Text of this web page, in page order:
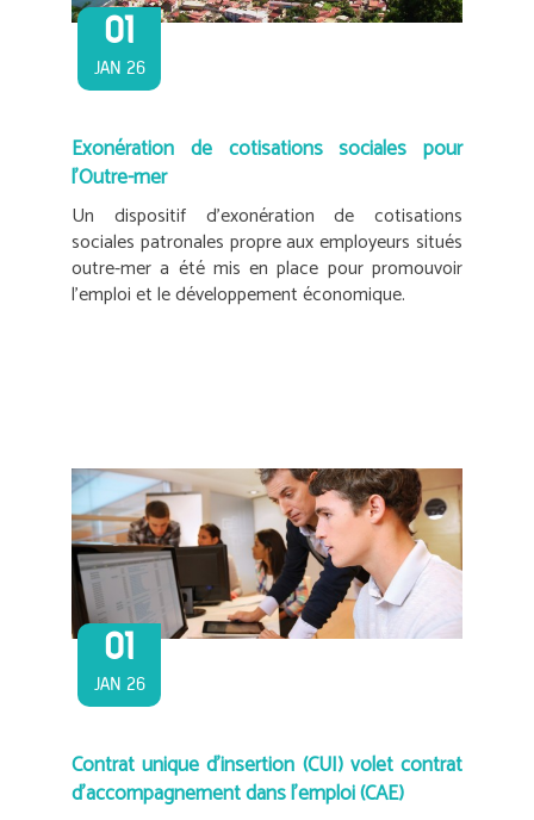
01
JAN 26
Exonération de cotisations sociales pour
l’Outre-mer
Un dispositif d’exonération de cotisations
sociales patronales propre aux employeurs situés
outre-mer a été mis en place pour promouvoir
l’emploi et le développement économique.
01
JAN 26
Contrat unique d’insertion (CUI) volet contrat
d’accompagnement dans l’emploi (CAE)